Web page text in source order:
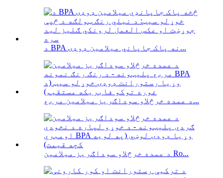
د BPA نه پاک جاپاني میلامین ډوډۍ...
د عمده خرڅلاو سوداګریز میلامین مربع...
د عمده خرڅلاو سوداګریز میلامین Ro...